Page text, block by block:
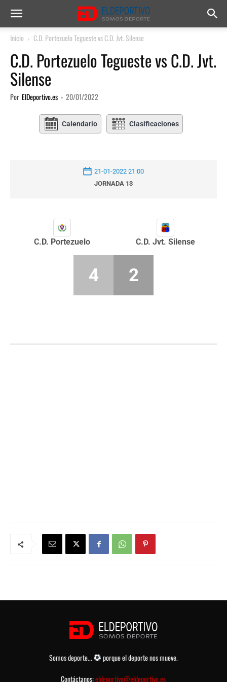
Inicio C.D. Portezuelo Tegueste vs C.D. Jvt. Silense
C.D. Portezuelo Tegueste vs C.D. Jvt.
Silense
Por ElDeportivo.es - 20/01/2022
Calendario Clasificaciones
21-01-2022 21:00
JORNADA 13
C.D. Portezuelo C.D. Jvt. Silense
4 2
Somos deporte...
porque el deporte nos mueve.
Contáctanos:eldeportivo@eldeportivo.es